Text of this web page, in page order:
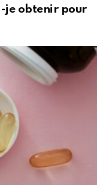
je obtenir pour